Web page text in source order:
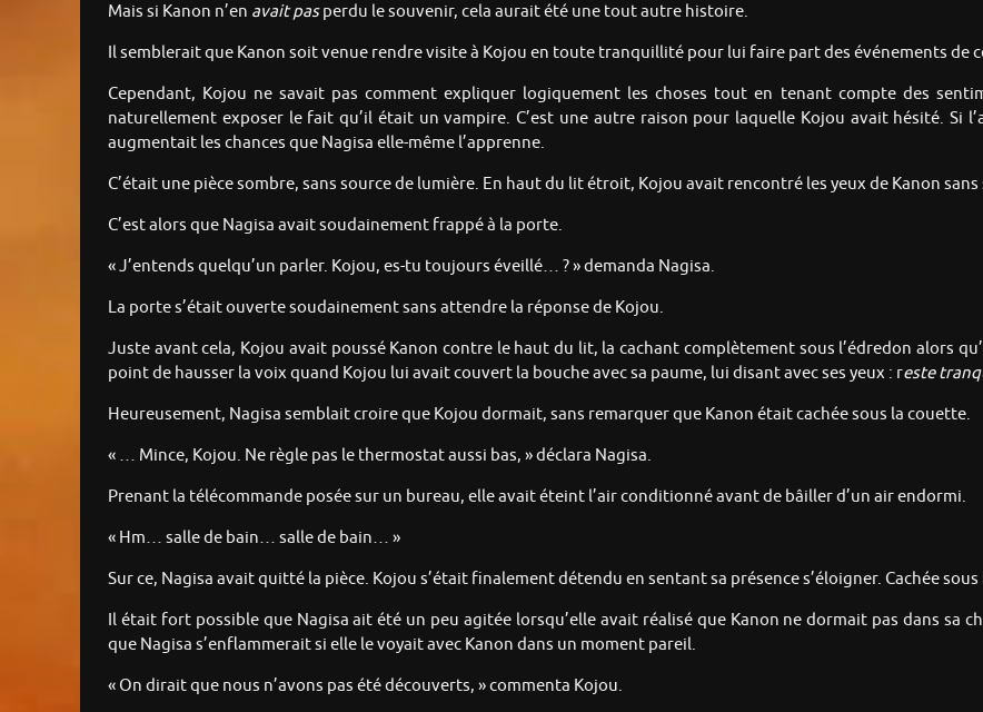
Mais si Kanon n’en avait pasperdu le souvenir, cela aurait été une tout autre histoire.
Il semblerait que Kanon soit venue rendre visite à Kojou en toute tranquillité pour lui faire part des événements de
Cependant, Kojou ne savait pas comment expliquer logiquement les choses tout en tenant compte des
naturellement exposer le fait qu’il était un vampire. C’est une autre raison pour laquelle Kojou avait hésité. Si
augmentait les chances que Nagisa elle-même l’apprenne.
C’était une pièce sombre, sans source de lumière. En haut du lit étroit, Kojou avait rencontré les yeux de Kanon
C’est alors que Nagisa avait soudainement frappé à la porte.
« J’entends quelqu’un parler. Kojou, es-tu toujours éveillé… ? » demanda Nagisa.
La porte s’était ouverte soudainement sans attendre la réponse de Kojou.
Juste avant cela, Kojou avait poussé Kanon contre le haut du lit, la cachant complètement sous l’édredon alors
point de hausser la voix quand Kojou lui avait couvert la bouche avec sa paume, lui disant avec ses yeux : reste
Heureusement, Nagisa semblait croire que Kojou dormait, sans remarquer que Kanon était cachée sous la couette.
« … Mince, Kojou. Ne règle pas le thermostat aussi bas, » déclara Nagisa.
Prenant la télécommande posée sur un bureau, elle avait éteint l’air conditionné avant de bâiller d’un air endormi.
« Hm… salle de bain… salle de bain… »
Sur ce, Nagisa avait quitté la pièce. Kojou s’était finalement détendu en sentant sa présence s’éloigner. Cachée
Il était fort possible que Nagisa ait été un peu agitée lorsqu’elle avait réalisé que Kanon ne dormait pas dans sa
que Nagisa s’enflammerait si elle le voyait avec Kanon dans un moment pareil.
« On dirait que nous n’avons pas été découverts, » commenta Kojou.